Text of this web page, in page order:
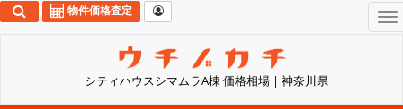
シティハウスシマムラA棟 価格相場 | 神奈川県
物件価格査定